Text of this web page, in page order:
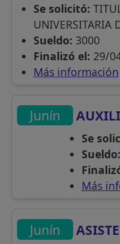
Se solicitó:
UNIVERSITARIA
Sueldo: 3000
Finalizó el: 29/
Más información
Junín
Se
Sueldo:
Más
Junín